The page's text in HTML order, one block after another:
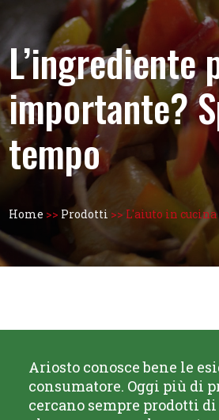
L’ingrediente
importante?
tempo
Home >> Prodotti >> L'aiuto in cucina
Ariosto conosce bene le
consumatore. Oggi più di
cercano sempre prodotti